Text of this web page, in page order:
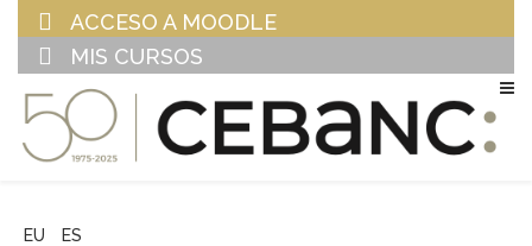
ACCESO A MOODLE
MIS CURSOS
EU ES